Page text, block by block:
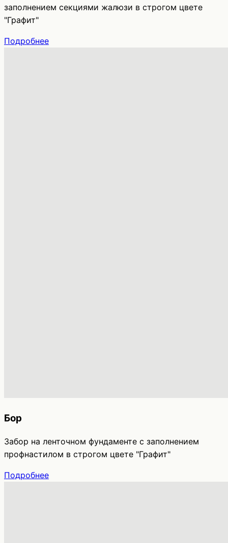
заполнением секциями жалюзи в строгом цвете
"Графит"
Подробнее
Бор
Забор на ленточном фундаменте с заполнением
профнастилом в строгом цвете "Графит"
Подробнее